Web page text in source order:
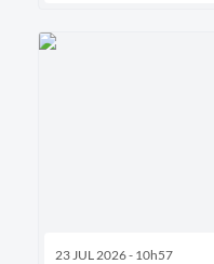
23 JUL 2026 - 10h57